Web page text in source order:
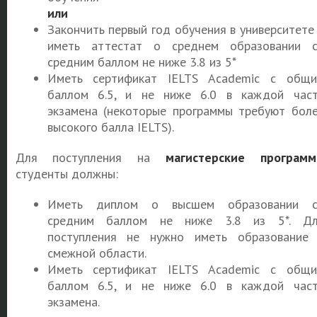
или
Закончить первый год обучения в
иметь аттестат о среднем образовании
средним баллом не ниже 3.8 из 5*
Иметь сертификат IELTS Academic с
баллом 6.5, и не ниже 6.0 в каждой
экзамена (некоторые программы требуют
высокого балла IELTS).
Для поступления на магистерские
студенты должны:
Иметь диплом о высшем образовании
средним баллом не ниже 3.8 из 5*.
поступления не нужно иметь образование
смежной области.
Иметь сертификат IELTS Academic с
баллом 6.5, и не ниже 6.0 в каждой
экзамена.